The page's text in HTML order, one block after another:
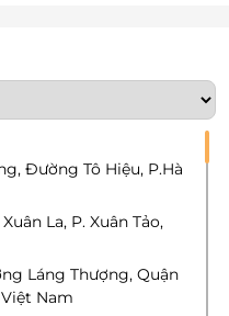
Đường Tô Hiệu, P.Hà
La, P. Xuân Tảo,
Láng Thượng, Quận
Nam